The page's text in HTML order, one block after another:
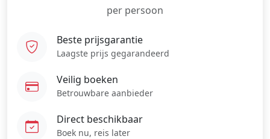
per persoon
Beste prijsgarantie
Laagste prijs gegarandeerd
Veilig boeken
Betrouwbare aanbieder
Direct beschikbaar
Boek nu, reis later